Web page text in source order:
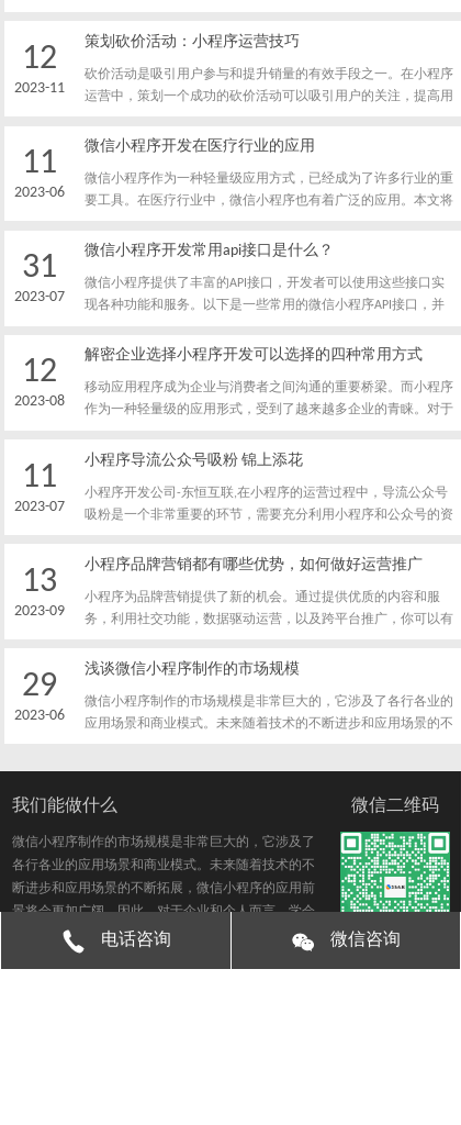
用户体验。
12
2023-11
策划砍价活动：小程序运营技巧
砍价活动是吸引用户参与和提升销量的有效手段之一。在小程序
运营中，策划一个成功的砍价活动可以吸引用户的关注，提高用
的小程序运营技巧，帮助您充分利用砍价活动的潜力，实现更好
11
2023-06
微信小程序开发在医疗行业的应用
微信小程序作为一种轻量级应用方式，已经成为了许多行业的重
要工具。在医疗行业中，微信小程序也有着广泛的应用。本文将
这一领域的发展。
31
2023-07
微信小程序开发常用api接口是什么？
微信小程序提供了丰富的API接口，开发者可以使用这些接口实
现各种功能和服务。以下是一些常用的微信小程序API接口，并
12
2023-08
解密企业选择小程序开发可以选择的四种常用方式
移动应用程序成为企业与消费者之间沟通的重要桥梁。而小程序
作为一种轻量级的应用形式，受到了越来越多企业的青睐。对于
业选择小程序开发的四种常用方式，帮助企业更好地进行决策。
11
2023-07
小程序导流公众号吸粉 锦上添花
小程序开发公司-东恒互联,在小程序的运营过程中，导流公众号
吸粉是一个非常重要的环节，需要充分利用小程序和公众号的资
户前来关注和使用。只有这样，才能够提高小程序的影响力和用
13
2023-09
小程序品牌营销都有哪些优势，如何做好运营推广
小程序为品牌营销提供了新的机会。通过提供优质的内容和服
务，利用社交功能，数据驱动运营，以及跨平台推广，你可以有
29
2023-06
浅谈微信小程序制作的市场规模
微信小程序制作的市场规模是非常巨大的，它涉及了各行各业的
应用场景和商业模式。未来随着技术的不断进步和应用场景的不
我们能做什么
微信小程序制作的市场规模是非常巨大的，它涉及了
各行各业的应用场景和商业模式。未来随着技术的不
断进步和应用场景的不断拓展，微信小程序的应用前
景将会更加广阔。因此，对于企业和个人而言，学会
微信小程序的制作和运营已经成为了一项必备的技
微信二维码
电话咨询 微信咨询